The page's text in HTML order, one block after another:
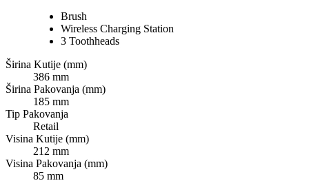
Brush
Wireless Charging Station
3 Toothheads
Širina Kutije (mm)
386 mm
Širina Pakovanja (mm)
185 mm
Tip Pakovanja
Retail
Visina Kutije (mm)
212 mm
Visina Pakovanja (mm)
85 mm